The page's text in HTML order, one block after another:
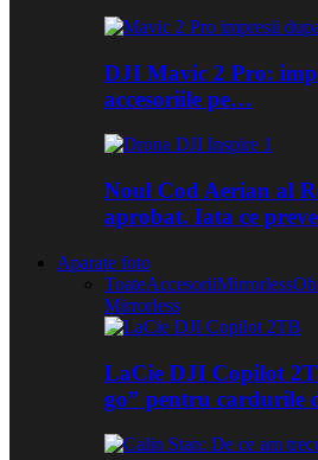
DJI Mavic 2 Pro:
accesoriile pe…
Noul Cod Aerian al
aprobat. Iata ce
Aparate foto
ToateAccesoriiMirrorless
Mirrorless
LaCie DJI Copilot
go” pentru cardurile